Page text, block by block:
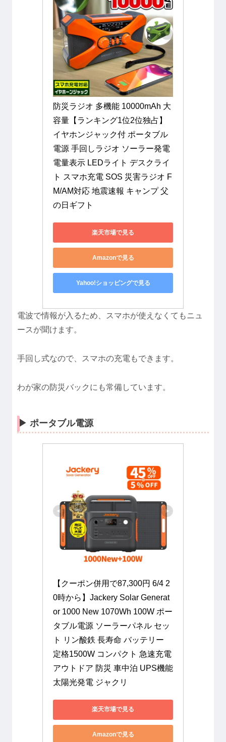
防災ラジオ 多機能 10000mAh 大
容量【ランキング1位2位独占】
イヤホンジャック付 ポータブル
電源 手回しラジオ ソーラー発電
電量表示 LEDライト デスクライ
ト スマホ充電 SOS 災害ラジオ F
M/AM対応 地震速報 キャンプ 父
の日ギフト
楽天市場で見る
Amazonで見る
Yahoo!ショッピングで見る
電波で情報が入るため、スマホが使えなくてもニュ
ースが聞けます。
手回し式なので、スマホの充電もできます。
わが家の防災バックにも常備しています。
▶︎ ポータブル電源
【クーポン併用で87,300円 6/4 2
0時から】Jackery Solar Generat
or 1000 New 1070Wh 100W ポー
タブル電源 ソーラーパネル セッ
ト リン酸鉄 長寿命 バッテリー
定格1500W コンパクト 急速充電
アウトドア 防災 車中泊 UPS機能
太陽光発電 ジャクリ
楽天市場で見る
Amazonで見る